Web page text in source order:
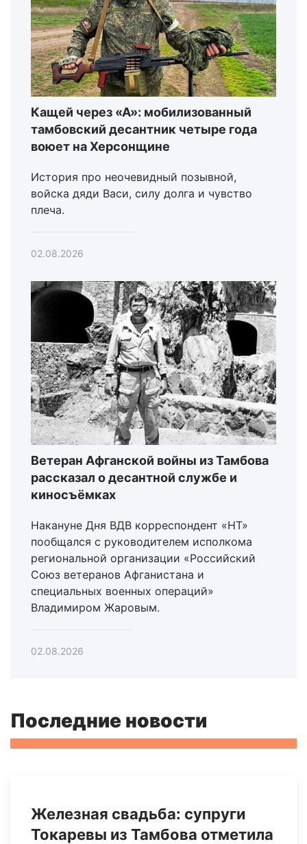
Кащей через «А»: мобилизованный
тамбовский десантник четыре года
воюет на Херсонщине
История про неочевидный позывной,
войска дяди Васи, силу долга и чувство
плеча.
02.08.2026
Ветеран Афганской войны из Тамбова
рассказал о десантной службе и
киносъёмках
Накануне Дня ВДВ корреспондент «НТ»
пообщался с руководителем исполкома
региональной организации «Российский
Союз ветеранов Афганистана и
специальных военных операций»
Владимиром Жаровым.
02.08.2026
Последние новости
Железная свадьба: супруги
Токаревы из Тамбова отметила